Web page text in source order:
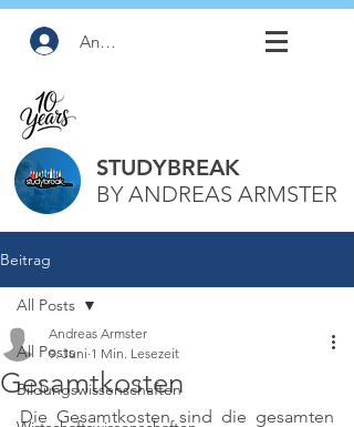
Anmelden
STUDYBREAK
BY ANDREAS ARMSTER
Beitrag
All Posts
Bildungswissenschaften
All Posts
Gesamtkosten
Andreas Armster
9. Juni 1 Min. Lesezeit
Die Gesamtkosten sind die gesamten